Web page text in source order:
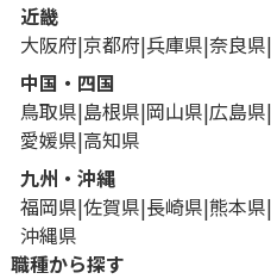
近畿
大阪府 京都府 兵庫県 奈良県
中国・四国
鳥取県 島根県 岡山県 広島県
愛媛県 高知県
九州・沖縄
福岡県 佐賀県 長崎県 熊本県
沖縄県
職種から探す